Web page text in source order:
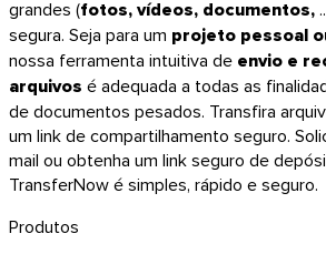
grandes (fotos, vídeos, documentos,
segura. Seja para um projeto pessoal
nossa ferramenta intuitiva de envio e
arquivos é adequada a todas as
de documentos pesados. Transfira
um link de compartilhamento seguro.
mail ou obtenha um link seguro de
TransferNow é simples, rápido e seguro.
Produtos